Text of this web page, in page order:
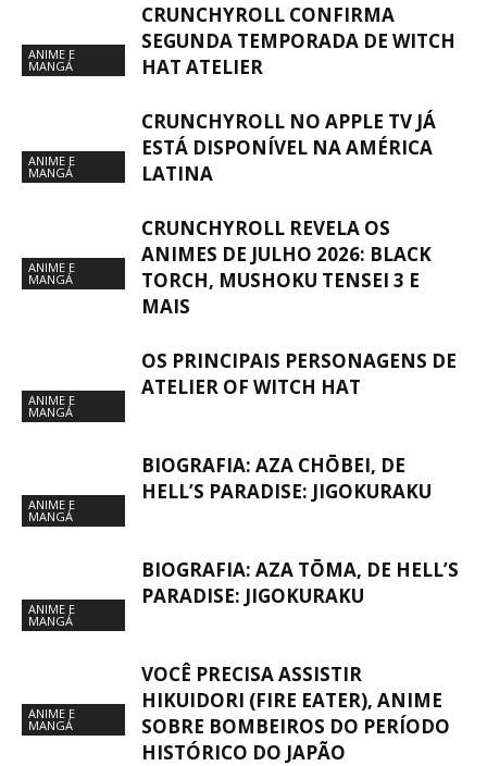
ANIME E
MANGÁ
CRUNCHYROLL CONFIRMA
SEGUNDA TEMPORADA DE WITCH
HAT ATELIER
ANIME E
MANGÁ
CRUNCHYROLL NO APPLE TV JÁ
ESTÁ DISPONÍVEL NA AMÉRICA
LATINA
ANIME E
MANGÁ
CRUNCHYROLL REVELA OS
ANIMES DE JULHO 2026: BLACK
TORCH, MUSHOKU TENSEI 3 E
MAIS
ANIME E
MANGÁ
OS PRINCIPAIS PERSONAGENS DE
ATELIER OF WITCH HAT
ANIME E
MANGÁ
BIOGRAFIA: AZA CHŌBEI, DE
HELL’S PARADISE: JIGOKURAKU
ANIME E
MANGÁ
BIOGRAFIA: AZA TŌMA, DE HELL’S
PARADISE: JIGOKURAKU
ANIME E
MANGÁ
VOCÊ PRECISA ASSISTIR
HIKUIDORI (FIRE EATER), ANIME
SOBRE BOMBEIROS DO PERÍODO
HISTÓRICO DO JAPÃO